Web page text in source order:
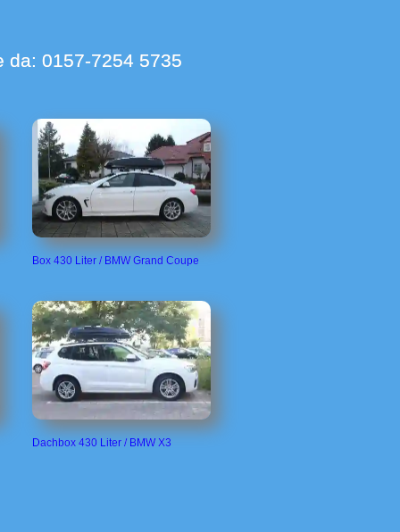
da: 0157-7254 5735
Box 430 Liter / BMW Grand Coupe
Dachbox 430 Liter / BMW X3